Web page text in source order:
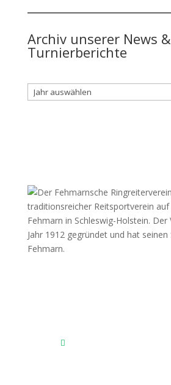
Archiv unserer News &
Turnierberichte
Archiv
